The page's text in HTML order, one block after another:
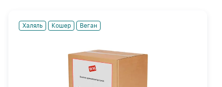
Халяль Кошер Веган